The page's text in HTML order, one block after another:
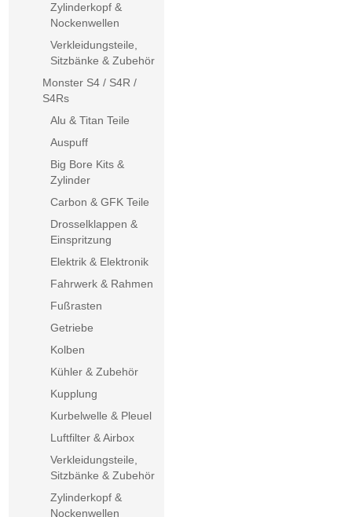
Zylinderkopf &
Nockenwellen
Verkleidungsteile,
Sitzbänke & Zubehör
Monster S4 / S4R /
S4Rs
Alu & Titan Teile
Auspuff
Big Bore Kits &
Zylinder
Carbon & GFK Teile
Drosselklappen &
Einspritzung
Elektrik & Elektronik
Fahrwerk & Rahmen
Fußrasten
Getriebe
Kolben
Kühler & Zubehör
Kupplung
Kurbelwelle & Pleuel
Luftfilter & Airbox
Verkleidungsteile,
Sitzbänke & Zubehör
Zylinderkopf &
Nockenwellen